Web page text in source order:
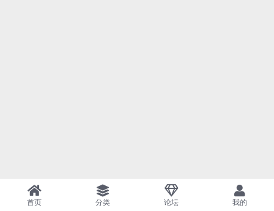
首页 分类 论坛 我的